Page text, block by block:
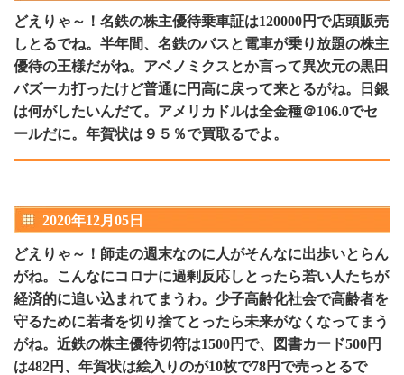
どえりゃ～！名鉄の株主優待乗車証は120000円で店頭販売
しとるでね。半年間、名鉄のバスと電車が乗り放題の株主
優待の王様だがね。アベノミクスとか言って異次元の黒田
バズーカ打ったけど普通に円高に戻って来とるがね。日銀
は何がしたいんだて。アメリカドルは全金種＠106.0でセ
ールだに。年賀状は９５％で買取るでよ。
2020年12月05日
どえりゃ～！師走の週末なのに人がそんなに出歩いとらん
がね。こんなにコロナに過剰反応しとったら若い人たちが
経済的に追い込まれてまうわ。少子高齢化社会で高齢者を
守るために若者を切り捨てとったら未来がなくなってまう
がね。近鉄の株主優待切符は1500円で、図書カード500円
は482円、年賀状は絵入りのが10枚で78円で売っとるで